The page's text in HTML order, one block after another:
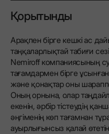
Қорытынды
Арақпен бірге кешкі ас
таңқаларлықтай табиғи
Nemiroff компаниясының
тағамдармен бірге
және қонақтар оны
Оның орнына, олар
екенін, әрбір тістеудің
әңгіменің көп тағамнан
ауырлығынсыз қалай